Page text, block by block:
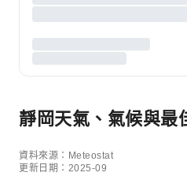
靜岡天氣、氣候與最
資料來源：Meteostat
更新日期：2025-09